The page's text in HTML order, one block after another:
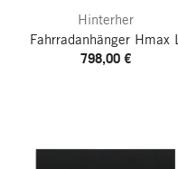
Hinterher
Fahrradanhänger Hmax L
798,00 €